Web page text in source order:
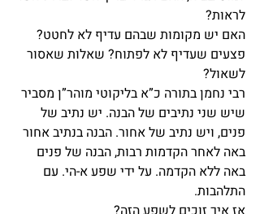
לראות?
האם יש מקומות שבהם עדיף לא לחטט?
פצעים שעדיף לא לפתוח? שאלות שאסור
לשאול?
רבי נחמן בתורה כ”א בליקוטי מוהר”ן מסביר
שיש שני נתיבים של הבנה. יש נתיב של
פנים, ויש נתיב של אחור. הבנה בנתיב אחור
באה לאחר הקדמות רבות, הבנה של פנים
באה ללא הקדמה. על ידי שפע א-הי. עם
התלהבות.